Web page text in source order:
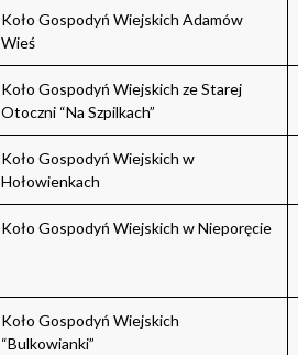
Koło Gospodyń Wiejskich Adamów
Wieś
Koło Gospodyń Wiejskich ze Starej
Otoczni “Na Szpilkach”
Koło Gospodyń Wiejskich w
Hołowienkach
Koło Gospodyń Wiejskich w Nieporęcie
Koło Gospodyń Wiejskich
“Bulkowianki”